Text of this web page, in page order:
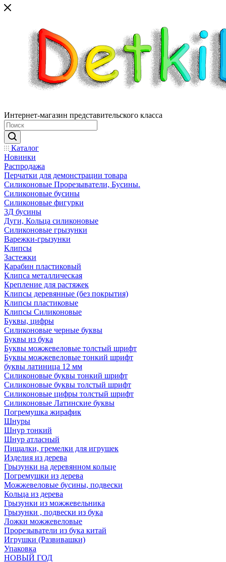
Интернет-магазин представительского класса
Каталог
Новинки
Распродажа
Перчатки для демонстрации товара
Силиконовые Прорезыватели, Бусины.
Силиконовые бусины
Силиконовые фигурки
3Д бусины
Дуги, Кольца силиконовые
Силиконовые грызунки
Варежки-грызунки
Клипсы
Застежки
Карабин пластиковый
Клипса металлическая
Крепление для растяжек
Клипсы деревянные (без покрытия)
Клипсы пластиковые
Клипсы Силиконовые
Буквы, цифры
Силиконовые черные буквы
Буквы из бука
Буквы можжевеловые толстый шрифт
Буквы можжевеловые тонкий шрифт
буквы латиница 12 мм
Силиконовые буквы тонкий шрифт
Силиконовые буквы толстый шрифт
Силиконовые цифры толстый шрифт
Силиконовые Латинские буквы
Погремушка жирафик
Шнуры
Шнур тонкий
Шнур атласный
Пищалки, гремелки для игрушек
Изделия из дерева
Грызунки на деревянном кольце
Погремушки из дерева
Можжевеловые бусины, подвески
Кольца из дерева
Грызунки из можжевельника
Грызунки , подвески из бука
Ложки можжевеловые
Прорезыватели из бука китай
Игрушки (Развивашки)
Упаковка
НОВЫЙ ГОД